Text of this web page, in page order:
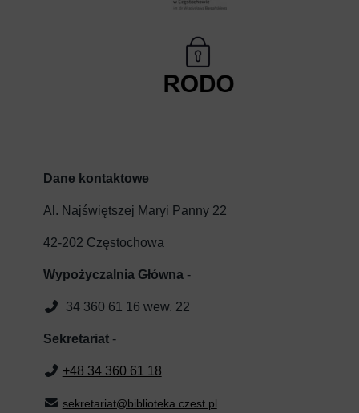
Dane kontaktowe
Al. Najświętszej Maryi Panny 22
42-202 Częstochowa
Wypożyczalnia Główna-
34 360 61 16 wew. 22
Sekretariat-
+48 34 360 61 18
sekretariat@biblioteka.czest.pl